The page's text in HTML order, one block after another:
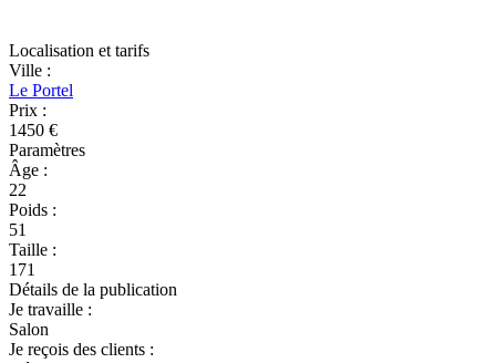
Localisation et tarifs
Ville :
Le Portel
Prix :
1450 €
Paramètres
Âge :
22
Poids :
51
Taille :
171
Détails de la publication
Je travaille :
Salon
Je reçois des clients :